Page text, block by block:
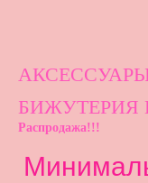
Распродажа!!!